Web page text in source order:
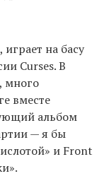
на басу
Curses. В
много
вместе
альбом
— я бы
и Front